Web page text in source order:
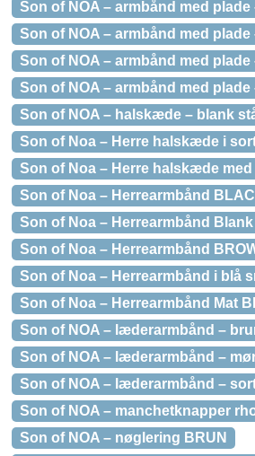
Son of NOA – armbånd med
Son of NOA – armbånd med plade
Son of NOA – armbånd med
Son of NOA – armbånd med plade
Son of NOA – halskæde – blank
Son of Noa – Herre halskæde i
Son of Noa – Herre halskæde
Son of Noa – Herrearmbånd
Son of Noa – Herrearmbånd
Son of Noa – Herrearmbånd
Son of Noa – Herrearmbånd i blå
Son of Noa – Herrearmbånd Mat
Son of NOA – læderarmbånd –
Son of NOA – læderarmbånd –
Son of NOA – læderarmbånd –
Son of NOA – manchetknapper
Son of NOA – nøglering BRUN